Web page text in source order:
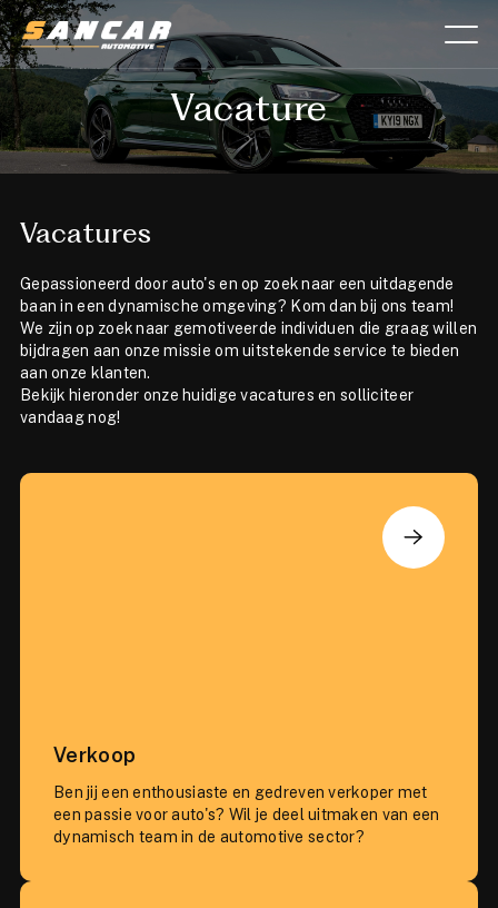
Aanbod
Verkocht
Lease calculator
Contact
Vacature
Vacatures
Gepassioneerd door auto's en op zoek naar een uitdagende
baan in een dynamische omgeving? Kom dan bij ons team!
We zijn op zoek naar gemotiveerde individuen die graag willen
bijdragen aan onze missie om uitstekende service te bieden
aan onze klanten.
Bekijk hieronder onze huidige vacatures en solliciteer
vandaag nog!
Verkoop
Ben jij een enthousiaste en gedreven verkoper met
een passie voor auto's? Wil je deel uitmaken van een
dynamisch team in de automotive sector?